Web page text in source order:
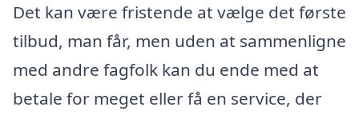
Det kan være fristende at vælge det første
tilbud, man får, men uden at sammenligne
med andre fagfolk kan du ende med at
betale for meget eller få en service, der